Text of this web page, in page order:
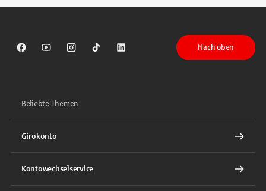
Sparkasse auf Facebook
Sparkasse auf Youtube
Sparkasse auf Instagram
Sparkasse auf TikTok
Sparkasse auf LinkedIn
Nach oben
Beliebte Themen
Girokonto
Kontowechselservice